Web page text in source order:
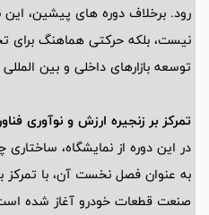
رود. برخلاف دوره های پیشین،
نیست، بلکه حرکتی هماهنگ برای
توسعه بازارهای داخلی و بین
تمرکز بر زنجیره ارزش و نوآوری
در این دوره از نمایشگاه،
به عنوان فصل نخست آن، با تمرکز
صنعت قطعات خودرو آغاز شده